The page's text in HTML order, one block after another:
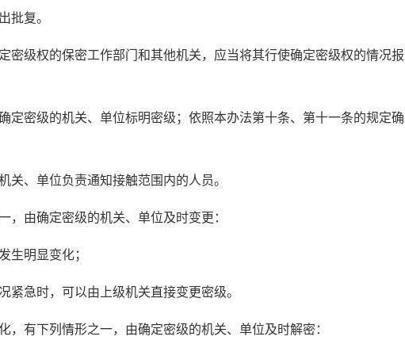
批复。
级权的保密工作部门和其他机关，应当将其行使确定密级权的情况
密级的机关、单位标明密级；依照本办法第十条、第十一条的规定
关、单位负责通知接触范围内的人员。
由确定密级的机关、单位及时变更：
生明显变化；
紧急时，可以由上级机关直接变更密级。
有下列情形之一，由确定密级的机关、单位及时解密：